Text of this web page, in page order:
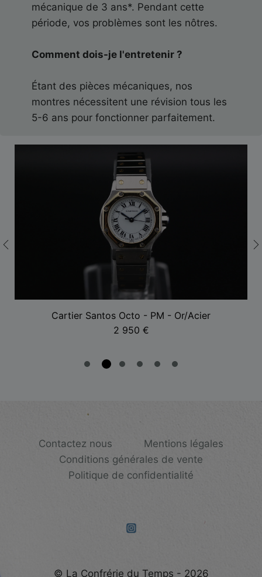
mécanique de 3 ans*. Pendant cette
période, vos problèmes sont les nôtres.
Comment dois-je l'entretenir ?
Étant des pièces mécaniques, nos
montres nécessitent une révision tous les
5-6 ans pour fonctionner parfaitement.
Cartier Santos Octo - PM - Or/Acier
2 950 €
Contactez nous
Mentions légales
Conditions générales de vente
Politique de confidentialité
© La Confrérie du Temps - 2026